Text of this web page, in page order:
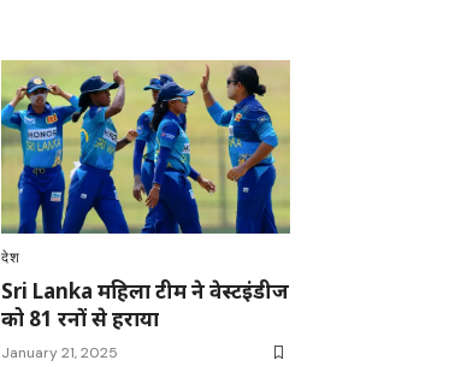
देश
Sri Lanka महिला टीम ने वेस्टइंडीज
को 81 रनों से हराया
January 21, 2025